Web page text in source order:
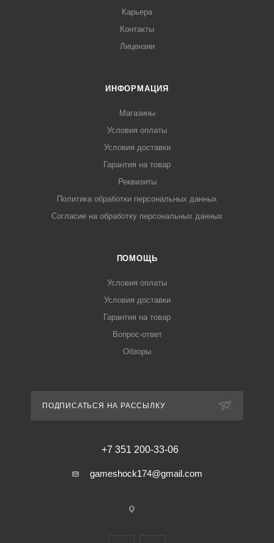
Карьера
Контакты
Лицензии
ИНФОРМАЦИЯ
Магазины
Условия оплаты
Условия доставки
Гарантия на товар
Реквизиты
Политика обработки персональных данных
Согласие на обработку персональных данных
ПОМОЩЬ
Условия оплаты
Условия доставки
Гарантия на товар
Вопрос-ответ
Обзоры
ПОДПИСАТЬСЯ НА РАССЫЛКУ
+7 351 200-33-06
gameshock174@gmail.com